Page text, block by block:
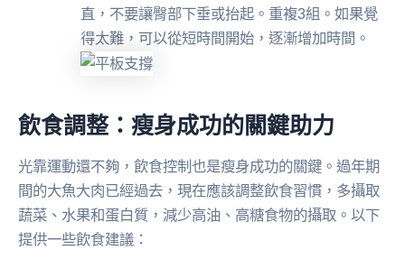
直，不要讓臀部下垂或抬起。重複3組。如果覺
得太難，可以從短時間開始，逐漸增加時間。
飲食調整：瘦身成功的關鍵助力
光靠運動還不夠，飲食控制也是瘦身成功的關鍵。過年期
間的大魚大肉已經過去，現在應該調整飲食習慣，多攝取
蔬菜、水果和蛋白質，減少高油、高糖食物的攝取。以下
提供一些飲食建議：